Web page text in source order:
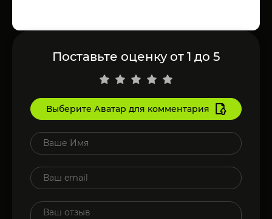
Поставьте оценку от 1 до 5
Выберите Аватар для комментария